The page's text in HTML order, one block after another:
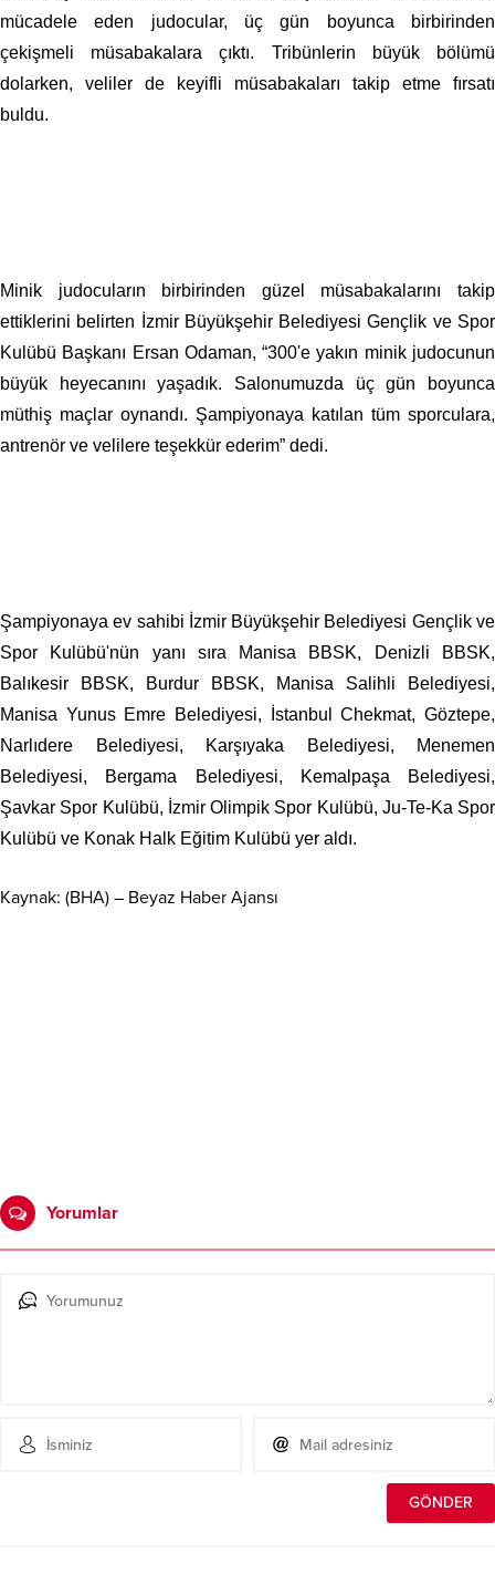
mücadele eden judocular, üç gün boyunca birbirinden
çekişmeli müsabakalara çıktı. Tribünlerin büyük bölümü
dolarken, veliler de keyifli müsabakaları takip etme fırsatı
buldu.
Minik judocuların birbirinden güzel müsabakalarını takip
ettiklerini belirten İzmir Büyükşehir Belediyesi Gençlik ve Spor
Kulübü Başkanı Ersan Odaman, “300'e yakın minik judocunun
büyük heyecanını yaşadık. Salonumuzda üç gün boyunca
müthiş maçlar oynandı. Şampiyonaya katılan tüm sporculara,
antrenör ve velilere teşekkür ederim” dedi.
Şampiyonaya ev sahibi İzmir Büyükşehir Belediyesi Gençlik ve
Spor Kulübü'nün yanı sıra Manisa BBSK, Denizli BBSK,
Balıkesir BBSK, Burdur BBSK, Manisa Salihli Belediyesi,
Manisa Yunus Emre Belediyesi, İstanbul Chekmat, Göztepe,
Narlıdere Belediyesi, Karşıyaka Belediyesi, Menemen
Belediyesi, Bergama Belediyesi, Kemalpaşa Belediyesi,
Şavkar Spor Kulübü, İzmir Olimpik Spor Kulübü, Ju-Te-Ka Spor
Kulübü ve Konak Halk Eğitim Kulübü yer aldı.
Kaynak: (BHA) – Beyaz Haber Ajansı
Yorumlar